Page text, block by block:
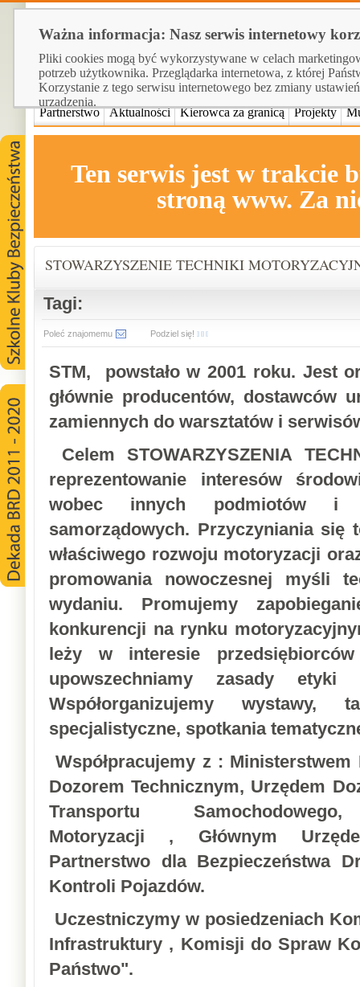
Ważna informacja: Nasz serwis internetowy
Pliki cookies mogą być wykorzystywane w celach
potrzeb użytkownika. Przeglądarka internetowa, z której
Korzystanie z tego serwisu internetowego bez zmiany
urządzenia.
Partnerstwo Aktualności Kierowca za granicą Projekty
Ten serwis jest w trakcie
stroną www. Za
STOWARZYSZENIE TECHNIKI
Tagi:
Poleć znajomemu Podziel się!
STM, powstało w 2001 roku. Jest
głównie producentów, dostawców
zamiennych do warsztatów i
Celem STOWARZYSZENIA
reprezentowanie interesów
wobec innych podmiotów i
samorządowych. Przyczyniania
właściwego rozwoju motoryzacji
promowania nowoczesnej myśli
wydaniu. Promujemy
konkurencji na rynku
leży w interesie
upowszechniamy zasady
Współorganizujemy wystawy,
specjalistyczne, spotkania
Współpracujemy z :
Dozorem Technicznym, Urzędem
Transportu
Motoryzacji , Głównym
Partnerstwo dla Bezpieczeństwa
Kontroli Pojazdów.
Uczestniczymy w posiedzeniach
Infrastruktury , Komisji do Spraw
Państwo".